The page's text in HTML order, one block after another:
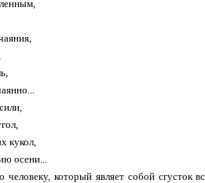
кукол,
осени...
человеку, который являет собой